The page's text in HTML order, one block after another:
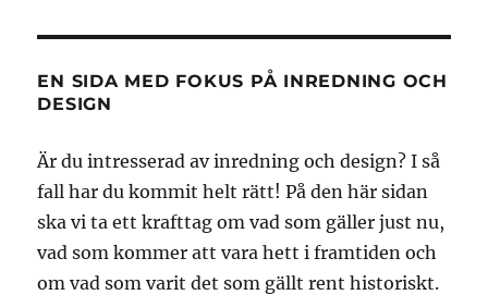
EN SIDA MED FOKUS PÅ INREDNING OCH
DESIGN
Är du intresserad av inredning och design? I så
fall har du kommit helt rätt! På den här sidan
ska vi ta ett krafttag om vad som gäller just nu,
vad som kommer att vara hett i framtiden och
om vad som varit det som gällt rent historiskt.